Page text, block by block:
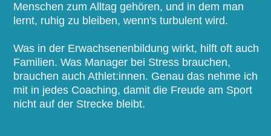
Menschen zum Alltag gehören, und in dem man
lernt, ruhig zu bleiben, wenn's turbulent wird.
Was in der Erwachsenenbildung wirkt, hilft oft auch
Familien. Was Manager bei Stress brauchen,
brauchen auch Athlet:innen. Genau das nehme ich
mit in jedes Coaching, damit die Freude am Sport
nicht auf der Strecke bleibt.